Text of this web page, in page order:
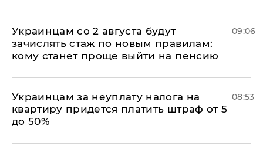
Украинцам со 2 августа будут
зачислять стаж по новым правилам:
кому станет проще выйти на пенсию
09:06
Украинцам за неуплату налога на
квартиру придется платить штраф от 5
до 50%
08:53